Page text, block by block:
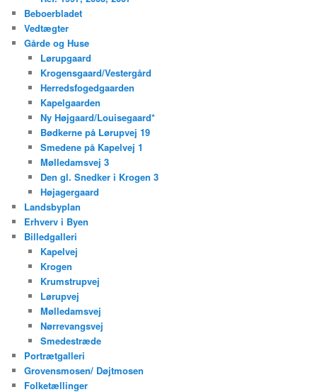
Beboerbladet
Vedtægter
Gårde og Huse
Lørupgaard
Krogensgaard/Vestergård
Herredsfogedgaarden
Kapelgaarden
Ny Højgaard/Louisegaard*
Bødkerne på Lørupvej 19
Smedene på Kapelvej 1
Mølledamsvej 3
Den gl. Snedker i Krogen 3
Højagergaard
Landsbyplan
Erhverv i Byen
Billedgalleri
Kapelvej
Krogen
Krumstrupvej
Lørupvej
Mølledamsvej
Nørrevangsvej
Smedestræde
Portrætgalleri
Grovensmosen/ Døjtmosen
Folketællinger